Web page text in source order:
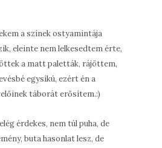
a színek ostyamintája
eleinte nem lelkesedtem érte,
a matt paletták, rájöttem,
egysíkú, ezért én a
táborát erősítem.:)
érdekes, nem túl puha, de
buta hasonlat lesz, de